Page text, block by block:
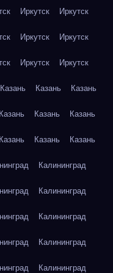
Иркутск Иркутск
Иркутск Иркутск
Иркутск Иркутск
Казань Казань Казань
Казань Казань Казань
Казань Казань Казань
Калининград
Калининград
Калининград
Калининград
Калининград